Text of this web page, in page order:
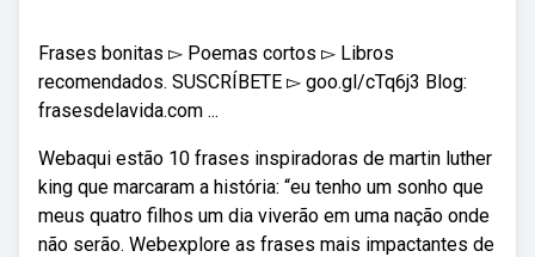
Frases bonitas ▻ Poemas cortos ▻ Libros
recomendados. SUSCRÍBETE ▻ goo.gl/cTq6j3 Blog:
frasesdelavida.com ...
Webaqui estão 10 frases inspiradoras de martin luther
king que marcaram a história: “eu tenho um sonho que
meus quatro filhos um dia viverão em uma nação onde
não serão. Webexplore as frases mais impactantes de